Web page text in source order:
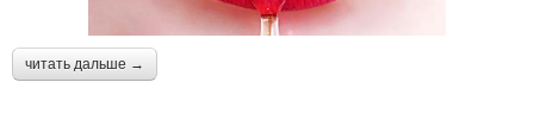
читать дальше →